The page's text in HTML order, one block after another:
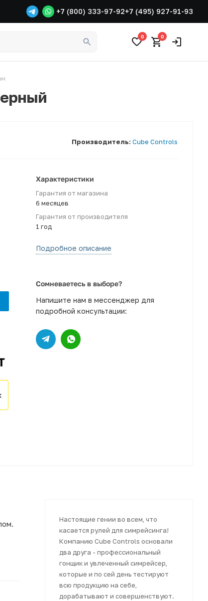
+7 (800) 333-97-92+7 (495) 927-91-93
0 0
Производитель: Cube Controls
Характеристики
Гарантия от магазина
6 месяцев
Гарантия от производителя
1 год
Подробное описание
Сомневаетесь в выборе?
Напишите нам в мессенджер для
подробной консультации:
Настоящие гении во всем, что
касается рулей для симрейсинга!
Компанию Cube Controls основали
два друга - профессиональный
гонщик и увлеченный симрейсер,
которые и по сей день тестируют
всю продукцию на себе,
дорабатывают и совершенствуют.